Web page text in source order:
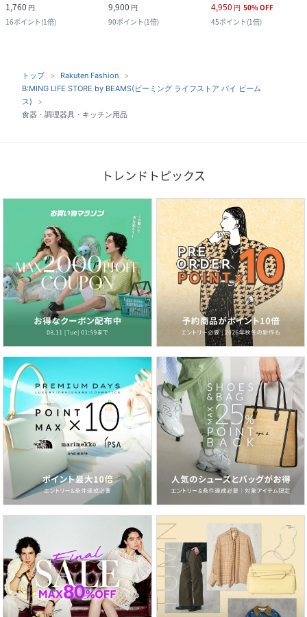
1,760 円
16ポイント(1倍)
9,900 円
90ポイント(1倍)
4,950 円 50%OFF
45ポイント(1倍)
トップ
Rakuten Fashion
B:MING LIFE STORE by BEAMS(ビーミング ライフストア バイ ビーム
ス)
食器・調理器具・キッチン用品
トレンドトピックス